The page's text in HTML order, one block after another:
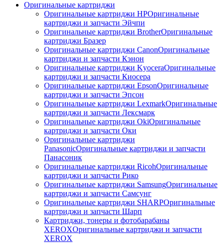
Оригинальные картриджи
Оригинальные картриджи HPОригинальные
картриджи и запчасти Эйчпи
Оригинальные картриджи BrotherОригинальные
картриджи Бразер
Оригинальные картриджи CanonОригинальные
картриджи и запчасти Кэнон
Оригинальные картриджи KyoceraОригинальные
картриджи и запчасти Киосера
Оригинальные картриджи EpsonОригинальные
картриджи и запчасти Эпсон
Оригинальные картриджи LexmarkОригинальные
картриджи и запчасти Лексмарк
Оригинальные картриджи ОkiОригинальные
картриджи и запчасти Оки
Оригинальные картриджи
PanasonicОригинальные картриджи и запчасти
Панасоник
Оригинальные картриджи RicohОригинальные
картриджи и запчасти Рико
Оригинальные картриджи SamsungОригинальные
картриджи и запчасти Самсунг
Оригинальные картриджи SHARPОригинальные
картриджи и запчасти Шарп
Картриджи, тонеры и фотобарабаны
XEROXОригинальные картриджи и запчасти
XEROX